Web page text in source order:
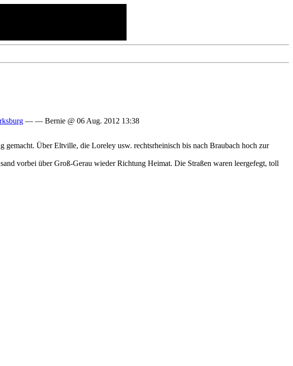
— — Bernie @ 06 Aug. 2012 13:38
Über Eltville, die Loreley usw. rechtsrheinisch bis nach Braubach hoch zur
vorbei über Groß-Gerau wieder Richtung Heimat. Die Straßen waren leergefegt, toll